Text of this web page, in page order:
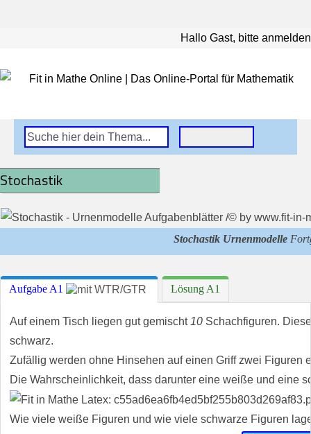
Hallo Gast, bitte anmelden
Stochastik
Stochastik Urnenmodelle
Aufgabe A1 Lösung A1
Auf einem Tisch liegen gut gemischt 10 Schachfiguren.
schwarz.
Zufällig werden ohne Hinsehen auf einen Griff zwei Figuren
Die Wahrscheinlichkeit, dass darunter eine weiße und eine
Wie viele weiße Figuren und wie viele schwarze Figuren